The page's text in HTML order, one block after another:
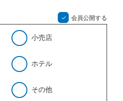
小売店
ホテル
その他
会員公開する